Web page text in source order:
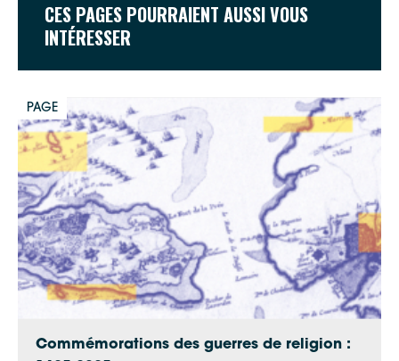
CES PAGES POURRAIENT AUSSI VOUS
INTÉRESSER
PAGE
Commémorations des guerres de religion :